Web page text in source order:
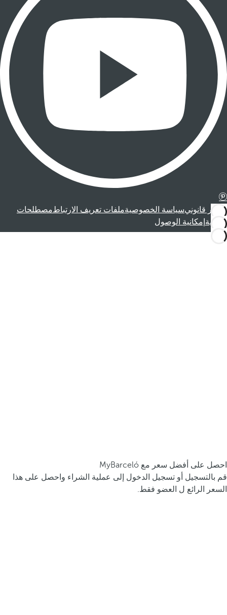
إشعار قانونيسياسة الخصوصيةملفات تعريف الارتباطمصطلحات
قانونية إمكانية الوصول
احصل على أفضل سعر مع MyBarceló
قم بالتسجيل أو تسجيل الدخول إلى عملية الشراء واحصل على هذا
السعر الرائع ل العضو فقط.